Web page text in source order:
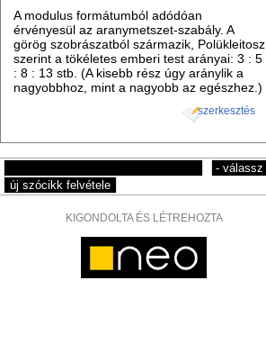
A modulus formátumból adódóan
érvényesül az aranymetszet-szabály. A
görög szobrászatból származik, Polükleitosz
szerint a tökéletes emberi test arányai: 3 : 5
: 8 : 13 stb. (A kisebb rész úgy aránylik a
nagyobbhoz, mint a nagyobb az egészhez.)
szerkesztés
KIGONDOLTA ÉS LÉTREHOZTA